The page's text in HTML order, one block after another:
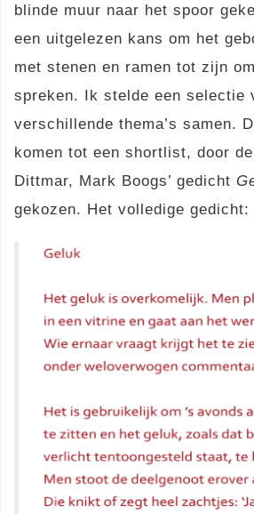
blinde muur naar het spoor
een uitgelezen kans om het
met stenen en ramen tot zijn
spreken. Ik stelde een selectie
verschillende thema’s samen.
komen tot een shortlist, door
Dittmar, Mark Boogs’ gedicht
gekozen. Het volledige gedicht: